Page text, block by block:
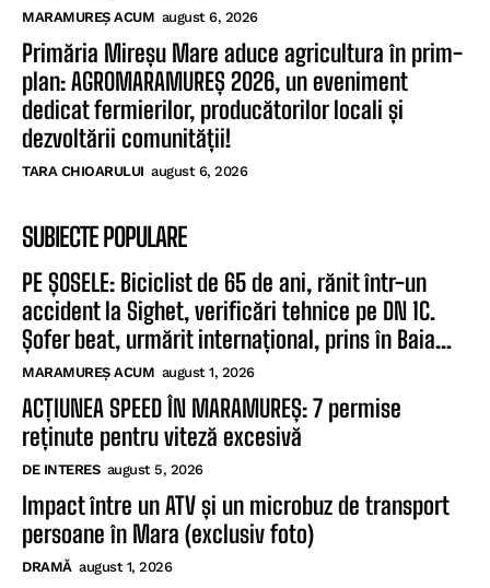
MARAMUREȘ ACUM august 6, 2026
Primăria Mireșu Mare aduce agricultura în prim-
plan: AGROMARAMUREȘ 2026, un eveniment
dedicat fermierilor, producătorilor locali și
dezvoltării comunității!
TARA CHIOARULUI august 6, 2026
SUBIECTE POPULARE
PE ȘOSELE: Biciclist de 65 de ani, rănit într-un
accident la Sighet, verificări tehnice pe DN 1C.
Șofer beat, urmărit internațional, prins în Baia...
MARAMUREȘ ACUM august 1, 2026
ACȚIUNEA SPEED ÎN MARAMUREȘ: 7 permise
reținute pentru viteză excesivă
DE INTERES august 5, 2026
Impact între un ATV și un microbuz de transport
persoane în Mara (exclusiv foto)
DRAMĂ august 1, 2026